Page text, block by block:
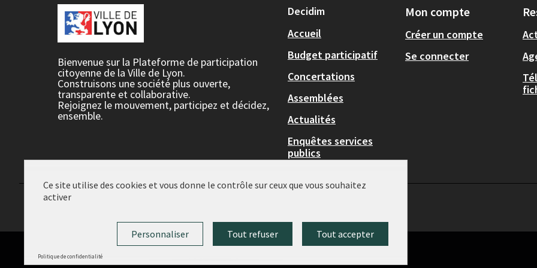
Bienvenue sur la Plateforme de participation
citoyenne de la Ville de Lyon.
Construisons une société plus ouverte,
transparente et collaborative.
Rejoignez le mouvement, participez et décidez,
ensemble.
Decidim
Accueil
Budget participatif
Concertations
Assemblées
Actualités
Enquêtes services
publics
Mon compte
Créer un compte
Se connecter
Ce site utilise des cookies et vous donne le contrôle sur ceux que vous souhaitez
activer
Tout accepter
Tout refuser
Personnaliser
Politique de confidentialité